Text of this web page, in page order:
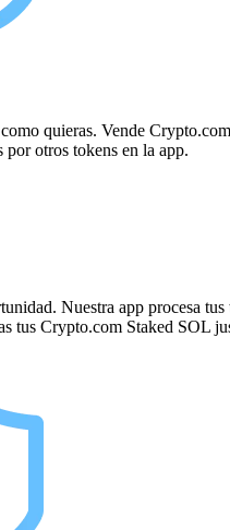
quieras. Vende
por otros tokens en la app.
Nuestra app procesa tus
tus Crypto.com Staked SOL